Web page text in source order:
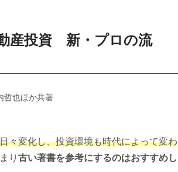
産投資 新・プロの流
也ほか共著
々変化し、投資環境も時代によって変わ
り 古い著書を参考にするのはおすすめし